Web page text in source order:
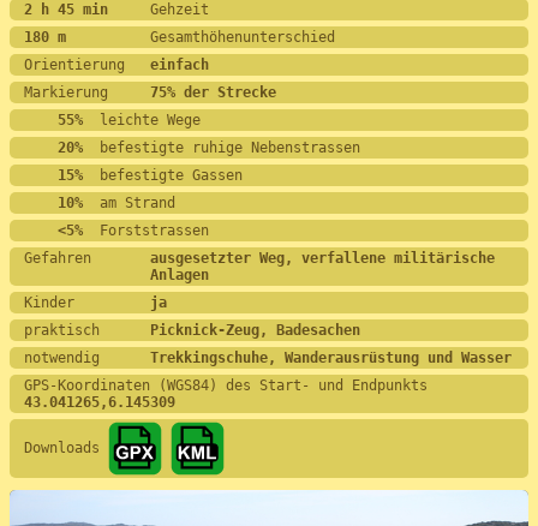
2 h 45 min Gehzeit
180 m Gesamthöhenunterschied
Orientierung einfach
Markierung 75% der Strecke
    55%
  leichte Wege
    20%
  befestigte ruhige Nebenstrassen
    15%
  befestigte Gassen
    10%
  am Strand
    <5%
  Forststrassen
Gefahren ausgesetzter Weg, verfallene militärische
Anlagen
Kinder ja
praktisch
Picknick-Zeug, Badesachen
notwendig Trekkingschuhe, Wanderausrüstung und Wasser
GPS-Koordinaten (WGS84) des Start- und Endpunkts
43.041265,6.145309
Downloads